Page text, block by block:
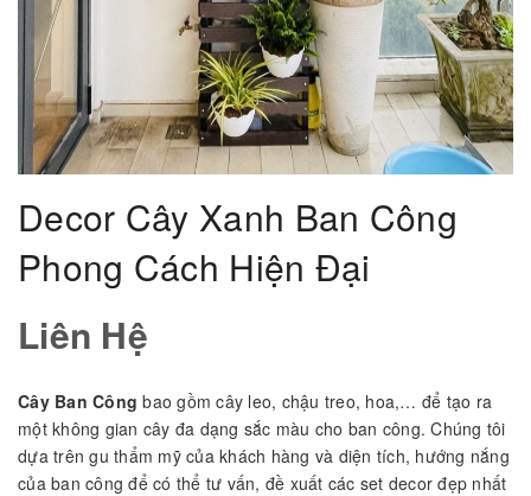
Decor Cây Xanh Ban Công
Phong Cách Hiện Đại
Liên Hệ
Cây Ban Công bao gồm cây leo, chậu treo, hoa,… để tạo ra
một không gian cây đa dạng sắc màu cho ban công. Chúng tôi
dựa trên gu thẩm mỹ của khách hàng và diện tích, hướng nắng
của ban công để có thể tư vấn, đề xuất các set decor đẹp nhất